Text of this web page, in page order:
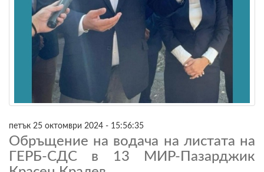
петък 25 октомври 2024 - 15:56:35
Обръщение на водача на листата на
ГЕРБ-СДС в 13 МИР-Пазарджик